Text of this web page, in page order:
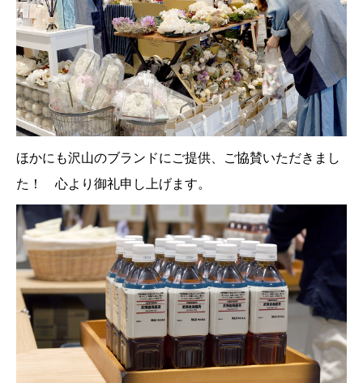
ほかにも沢山のブランドにご提供、ご協賛いただきまし
た！ 心より御礼申し上げます。